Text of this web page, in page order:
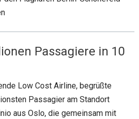
Passagiere in 10
Low Cost Airline, begrüßte
Passagier am Standort
aus Oslo, die gemeinsam mit